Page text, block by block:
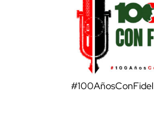
#100AñosConFidel